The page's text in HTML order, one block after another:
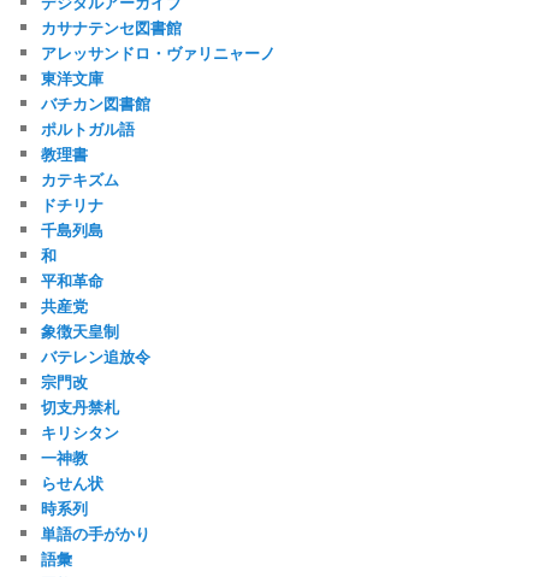
カサナテンセ図書館
アレッサンドロ・ヴァリニャーノ
東洋文庫
バチカン図書館
ポルトガル語
教理書
カテキズム
ドチリナ
千島列島
和
平和革命
共産党
象徴天皇制
バテレン追放令
宗門改
切支丹禁札
キリシタン
一神教
らせん状
時系列
単語の手がかり
語彙